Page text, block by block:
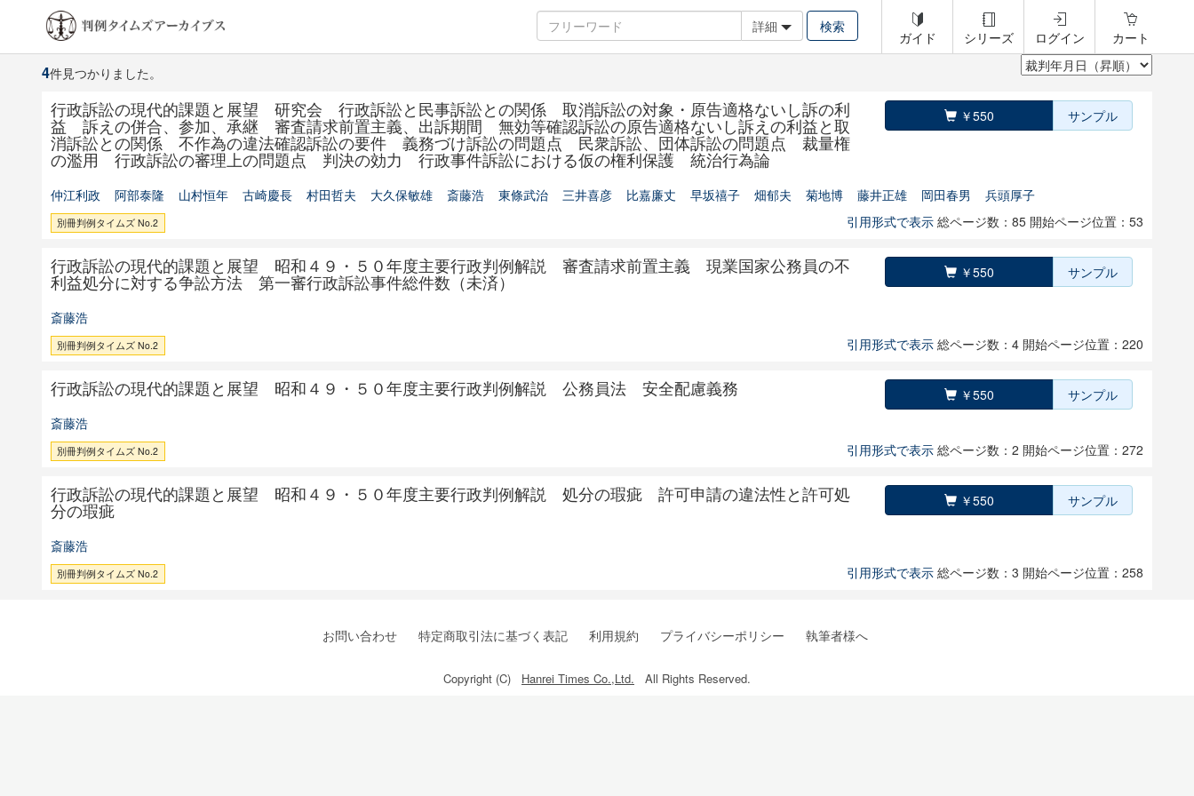
詳細
ガイド シリーズ ログイン カート
4件見つかりました。
行政訴訟の現代的課題と展望 研究会 行政訴訟と民事訴訟との関係 取消訴訟の対象・原告適格ないし訴の利
益 訴えの併合、参加、承継 審査請求前置主義、出訴期間 無効等確認訴訟の原告適格ないし訴えの利益と取
消訴訟との関係 不作為の違法確認訴訟の要件 義務づけ訴訟の問題点 民衆訴訟、団体訴訟の問題点 裁量権
の濫用 行政訴訟の審理上の問題点 判決の効力 行政事件訴訟における仮の権利保護 統治行為論
￥550 サンプル
仲江利政 阿部泰隆 山村恒年 古崎慶長 村田哲夫 大久保敏雄 斎藤浩 東條武治 三井喜彦 比嘉廉丈 早坂禧子 畑郁夫 菊地博 藤井正雄 岡田春男 兵頭厚子
別冊判例タイムズ No.2 引用形式で表示 総ページ数：85 開始ページ位置：53
行政訴訟の現代的課題と展望 昭和４９・５０年度主要行政判例解説 審査請求前置主義 現業国家公務員の不
利益処分に対する争訟方法 第一審行政訴訟事件総件数（未済） ￥550 サンプル
斎藤浩
別冊判例タイムズ No.2 引用形式で表示 総ページ数：4 開始ページ位置：220
行政訴訟の現代的課題と展望 昭和４９・５０年度主要行政判例解説 公務員法 安全配慮義務 ￥550
サンプル
斎藤浩
別冊判例タイムズ No.2 引用形式で表示 総ページ数：2 開始ページ位置：272
行政訴訟の現代的課題と展望 昭和４９・５０年度主要行政判例解説 処分の瑕疵 許可申請の違法性と許可処
分の瑕疵 ￥550 サンプル
斎藤浩
別冊判例タイムズ No.2 引用形式で表示 総ページ数：3 開始ページ位置：258
お問い合わせ 特定商取引法に基づく表記 利用規約 プライバシーポリシー 執筆者様へ
Copyright (C) Hanrei Times Co.,Ltd. All Rights Reserved.